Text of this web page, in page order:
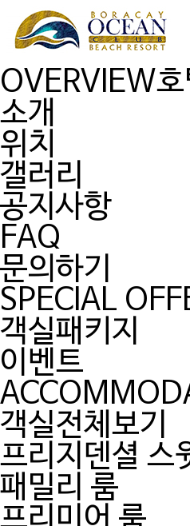
OVERVIEW
소개
위치
갤러리
공지사항
FAQ
문의하기
SPECIAL
객실패키지
이벤트
객실전체보기
프리지덴셜 스
패밀리 룸